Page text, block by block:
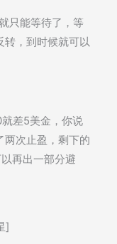
只能等待了，等
，到时候就可以
差5美金，你说
两次止盈，剩下的
再出一部分避
]